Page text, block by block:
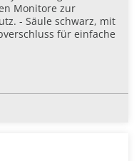
Monitore zur
- Säule schwarz, mit
für einfache